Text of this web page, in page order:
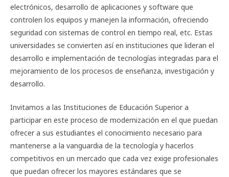
electrónicos, desarrollo de aplicaciones y software que
controlen los equipos y manejen la información, ofreciendo
seguridad con sistemas de control en tiempo real, etc. Estas
universidades se convierten así en instituciones que lideran el
desarrollo e implementación de tecnologías integradas para el
mejoramiento de los procesos de enseñanza, investigación y
desarrollo.
Invitamos a las Instituciones de Educación Superior a
participar en este proceso de modernización en el que puedan
ofrecer a sus estudiantes el conocimiento necesario para
mantenerse a la vanguardia de la tecnología y hacerlos
competitivos en un mercado que cada vez exige profesionales
que puedan ofrecer los mayores estándares que se